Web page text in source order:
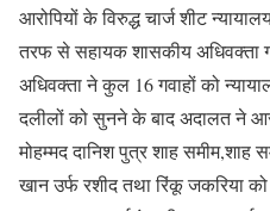
आरोपियों के विरुद्ध चार्ज शीट
तरफ से सहायक शासकीय अधिवक्ता
अधिवक्ता ने कुल 16 गवाहों को
दलीलों को सुनने के बाद अदालत ने
मोहम्मद दानिश पुत्र शाह समीम,शाह
खान उर्फ रशीद तथा रिंकू जकरिया